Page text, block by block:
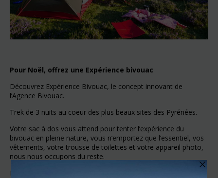
Pour Noël, offrez une Expérience bivouac
Découvrez Expérience Bivouac, le concept innovant de
l’Agence Bivouac.
Trek de 3 nuits au coeur des plus beaux sites des Pyrénées.
Votre sac à dos vous attend pour tenter l’expérience du
bivouac en pleine nature, vous n’emportez que l’essentiel, vos
vêtements, votre trousse de toilettes et votre appareil photo,
nous nous occupons du reste.